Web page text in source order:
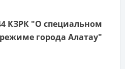
КЗРК "О специальном
города Алатау"